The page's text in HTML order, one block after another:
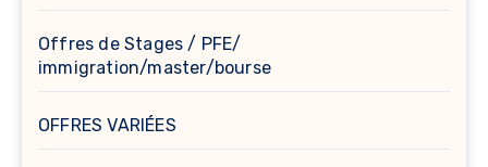
Offres de Stages / PFE/
immigration/master/bourse
OFFRES VARIÉES